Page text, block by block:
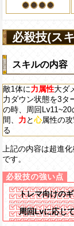
必殺技(ス
スキルの内容
敵1体に力属性大ダ
力ダウン状態を3タ
の時、周回
間、 力と心属性の
る
上記の内容は超進
です。
トレマ向けの
周回Lvに応じ